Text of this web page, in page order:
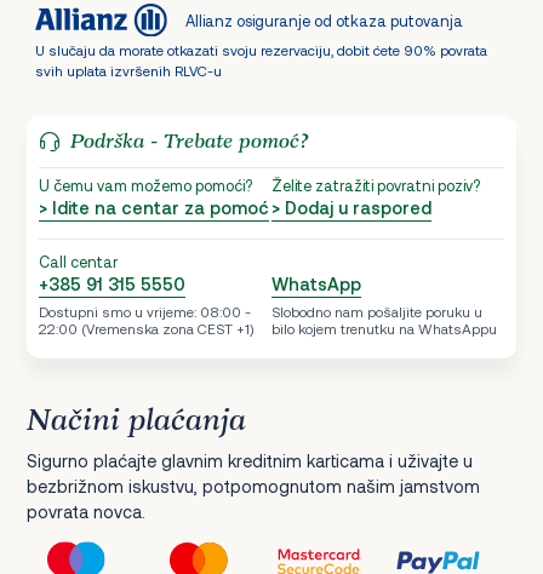
Allianz osiguranje od otkaza putovanja
U slučaju da morate otkazati svoju rezervaciju, dobit ćete 90% povrata
svih uplata izvršenih RLVC-u
Podrška - Trebate pomoć?
U čemu vam možemo pomoći?
> Idite na centar za pomoć
Želite zatražiti povratni poziv?
> Dodaj u raspored
Call centar
+385 91 315 5550
Dostupni smo u vrijeme: 08:00 -
22:00 (Vremenska zona CEST +1)
WhatsApp
Slobodno nam pošaljite poruku u
bilo kojem trenutku na WhatsAppu
Načini plaćanja
Sigurno plaćajte glavnim kreditnim karticama i uživajte u
bezbrižnom iskustvu, potpomognutom našim jamstvom
povrata novca.